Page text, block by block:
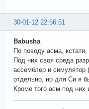
30-01-12 22:56:51
Babusha
По поводу асма,
Под них своя среда
ассемблер и симулятор
отдельно, но для Си я
Кроме того асм под них